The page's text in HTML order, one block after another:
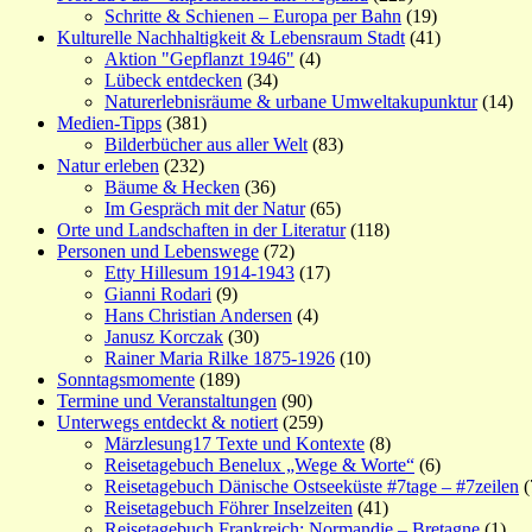
Schritte & Schienen – Europa per Bahn (19)
Kulturelle Nachhaltigkeit & Lebensraum Stadt (41)
Aktion "Gepflanzt 1946" (4)
Lübeck entdecken (34)
Naturerlebnisräume & urbane Umweltakupunktur(14)
Medien-Tipps (381)
Bilderbücher aus aller Welt (83)
Natur erleben (232)
Bäume & Hecken (36)
Im Gespräch mit der Natur(65)
Orte und Landschaften in der Literatur(118)
Personen und Lebenswege (72)
Etty Hillesum 1914-1943 (17)
Gianni Rodari (9)
Hans Christian Andersen (4)
Janusz Korczak (30)
Rainer Maria Rilke 1875-1926 (10)
Sonntagsmomente (189)
Termine und Veranstaltungen (90)
Unterwegs entdeckt & notiert (259)
Märzlesung17 Texte und Kontexte (8)
Reisetagebuch Benelux „Wege & Worte“ (6)
Reisetagebuch Dänische Ostseeküste #7tage – #7zeilen
Reisetagebuch Föhrer Inselzeiten (41)